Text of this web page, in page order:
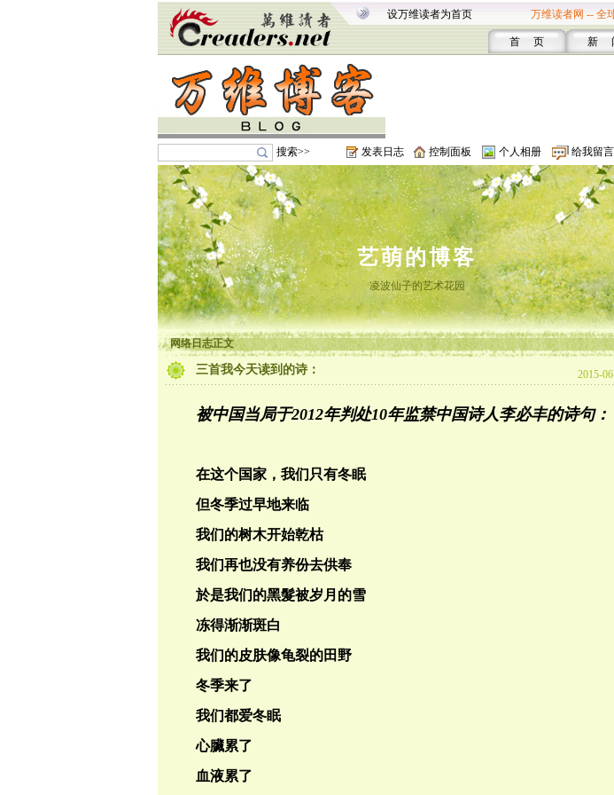
设万维读者为首页 万维读者网 -- 全
首 页 新
搜索>> 发表日志 控制面板 个人相册 给我留言
艺萌的博客
凌波仙子的艺术花园
网络日志正文
三首我今天读到的诗： 2015-
被中国当局于2012年判处10年监禁中国诗人李必丰的诗句：
在这个国家，我们只有冬眠
但冬季过早地来临
我们的树木开始乾枯
我们再也没有养份去供奉
於是我们的黑髮被岁月的雪
冻得渐渐斑白
我们的皮肤像龟裂的田野
冬季来了
我们都爱冬眠
心臟累了
血液累了